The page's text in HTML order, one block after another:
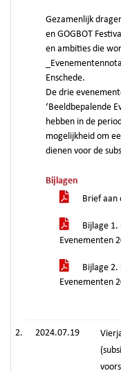
Gezamenlijk
en GOGBOT
en ambities die
Enschede.
De drie
‘Beeldbepalende
hebben in de
mogelijkheid om
dienen voor de
Bijlagen
Brief aan
Bijlage 1.
Evenementen
Bijlage 2.
Evenementen
2024.07.19